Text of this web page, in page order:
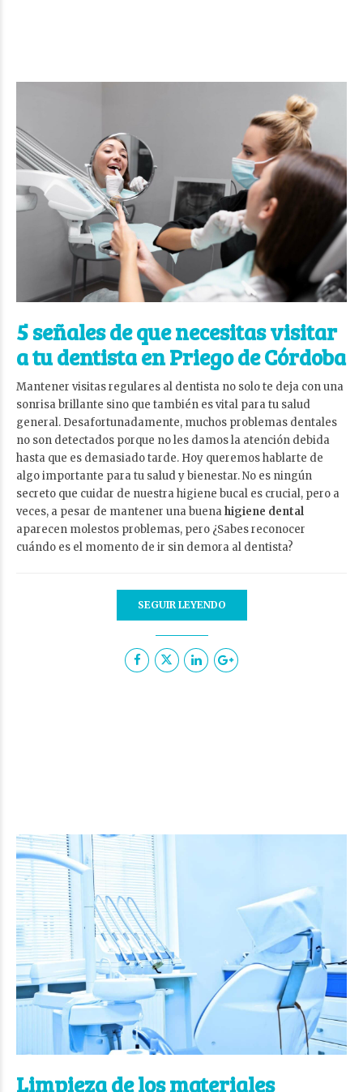
5 señales de que necesitas visitar
a tu dentista en Priego de Córdoba
Mantener visitas regulares al dentista no solo te deja con una
sonrisa brillante sino que también es vital para tu salud
general. Desafortunadamente, muchos problemas dentales
no son detectados porque no les damos la atención debida
hasta que es demasiado tarde. Hoy queremos hablarte de
algo importante para tu salud y bienestar. No es ningún
secreto que cuidar de nuestra higiene bucal es crucial, pero a
veces, a pesar de mantener una buenahigiene dental
aparecen molestos problemas, pero ¿Sabes reconocer
cuándo es el momento de ir sin demora al dentista?
SEGUIR LEYENDO
Limpieza de los materiales